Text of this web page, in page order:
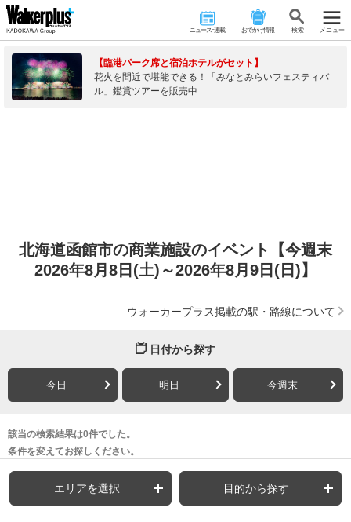
ニュース･連載 おでかけ情報 検 索 メニュー
【臨港パーク席と宿泊ホテルがセット】
花火を間近で堪能できる！「みなとみらいフェスティバ
ル」鑑賞ツアーを販売中
北海道函館市の商業施設のイベント【今週末
2026年8月8日(土)～2026年8月9日(日)】
ウォーカープラス掲載の駅・路線について
日付から探す
今日 明日 今週末
該当の検索結果は0件でした。
条件を変えてお探しください。
エリアを選択 目的から探す